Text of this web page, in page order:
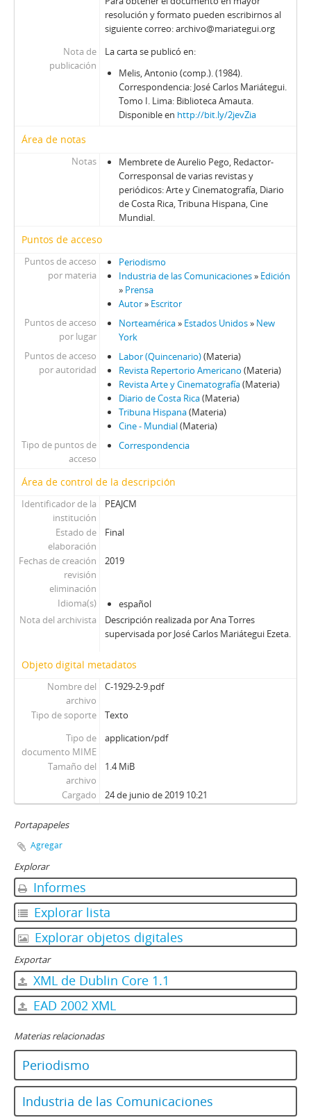
resolución y formato pueden escribirnos al
siguiente correo: archivo@mariategui.org
Nota de
publicación
La carta se publicó en:
Melis, Antonio (comp.). (1984).
Correspondencia: José Carlos Mariátegui.
Tomo I. Lima: Biblioteca Amauta.
Disponible en http://bit.ly/2jevZia
Área de notas
Notas
Membrete de Aurelio Pego, Redactor-
Corresponsal de varias revistas y
periódicos: Arte y Cinematografía, Diario
de Costa Rica, Tribuna Hispana, Cine
Mundial.
Puntos de acceso
Puntos de acceso
por materia
Periodismo
Industria de las Comunicaciones» Edición
» Prensa
Autor» Escritor
Puntos de acceso
por lugar
Norteamérica» Estados Unidos» New
York
Puntos de acceso
por autoridad
Labor (Quincenario)(Materia)
Revista Repertorio Americano (Materia)
Revista Arte y Cinematografía(Materia)
Diario de Costa Rica(Materia)
Tribuna Hispana(Materia)
Cine - Mundial(Materia)
Tipo de puntos de
acceso
Correspondencia
Área de control de la descripción
Identificador de la
institución
PEAJCM
Estado de
elaboración
Final
Fechas de creación
revisión
eliminación
2019
Idioma(s)
español
Nota del archivista
Descripción realizada por Ana Torres
supervisada por José Carlos Mariátegui Ezeta.
Objeto digital metadatos
Nombre del
archivo
C-1929-2-9.pdf
Tipo de soporte
Texto
Tipo de
documento MIME
application/pdf
Tamaño del
archivo
1.4 MiB
Cargado 24 de junio de 2019 10:21
Portapapeles
Agregar
Explorar
Informes
Explorar lista
Explorar objetos digitales
Exportar
XML de Dublin Core 1.1
EAD 2002 XML
Materias relacionadas
Periodismo
Industria de las Comunicaciones